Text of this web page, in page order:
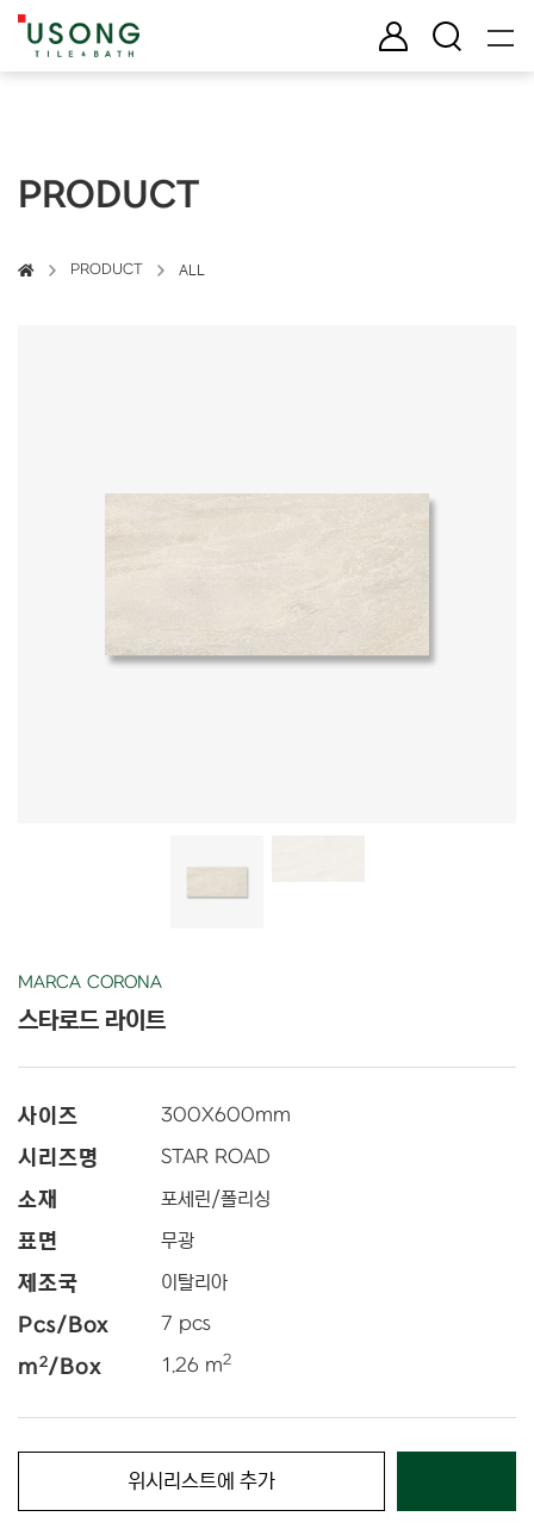
유송타일 & 바스
PRODUCT
PRODUCT ALL
MARCA CORONA
스타로드 라이트
사이즈 300X600mm
시리즈명 STAR ROAD
소재 포세린/폴리싱
표면 무광
제조국 이탈리아
Pcs/Box 7 pcs
m2/Box 1.26 m2
위시리스트에 추가